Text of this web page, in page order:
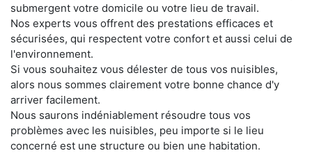
submergent votre domicile ou votre lieu de travail.
Nos experts vous offrent des prestations efficaces et
sécurisées, qui respectent votre confort et aussi celui de
l'environnement.
Si vous souhaitez vous délester de tous vos nuisibles,
alors nous sommes clairement votre bonne chance d'y
arriver facilement.
Nous saurons indéniablement résoudre tous vos
problèmes avec les nuisibles, peu importe si le lieu
concerné est une structure ou bien une habitation.